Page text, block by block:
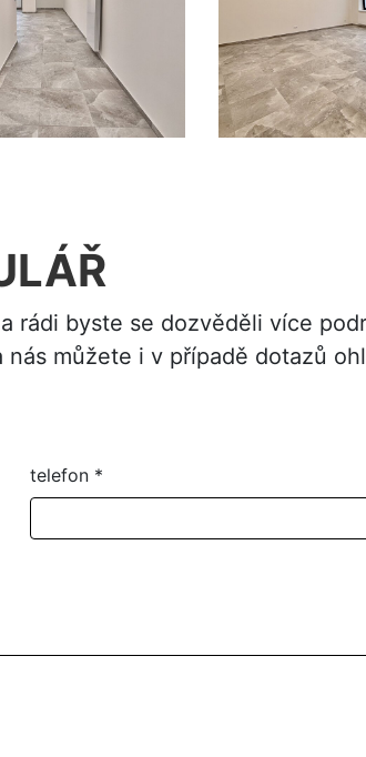
rádi byste se dozvěděli více
můžete i v případě dotazů
telefon *